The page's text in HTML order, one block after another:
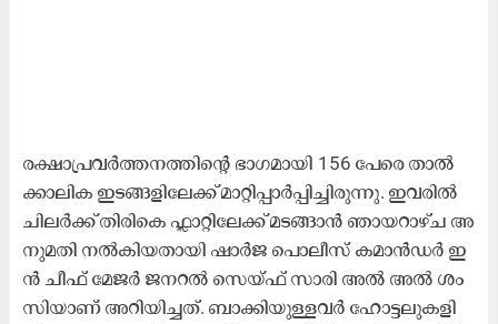
ര​ക്ഷാ​പ്ര​വ​ർ​ത്ത​ന​ത്തി​ന്‍റെ ഭാ​ഗ​മാ​യി 156 പേ​രെ താ​ൽ​
ക്കാ​ലി​ക ഇ​ട​ങ്ങ​ളി​ലേ​ക്ക്​ മാ​റ്റി​പ്പാ​ർ​പ്പി​ച്ചി​രു​ന്നു. ഇ​വ​രി​ൽ
ചി​ല​ർ​ക്ക്​ തി​രി​കെ ഫ്ലാ​റ്റി​ലേ​ക്ക്​ മ​ട​ങ്ങാ​ൻ ഞാ​യ​റാ​ഴ്ച അ​
നു​മ​തി ന​ൽ​കി​യ​താ​യി ഷാ​ർ​ജ പൊ​ലീ​സ്​ ക​മാ​ൻ​ഡ​ർ ഇ​
ൻ ചീ​ഫ്​ മേ​ജ​ർ ജ​ന​റ​ൽ സെ​യ്​​ഫ്​ സാ​രി അ​ൽ അ​ൽ ശം​
സി​യാ​ണ്​ അ​റി​യി​ച്ച​ത്. ബാ​ക്കി​യു​ള്ള​വ​ർ ഹോ​ട്ട​ലു​ക​ളി​